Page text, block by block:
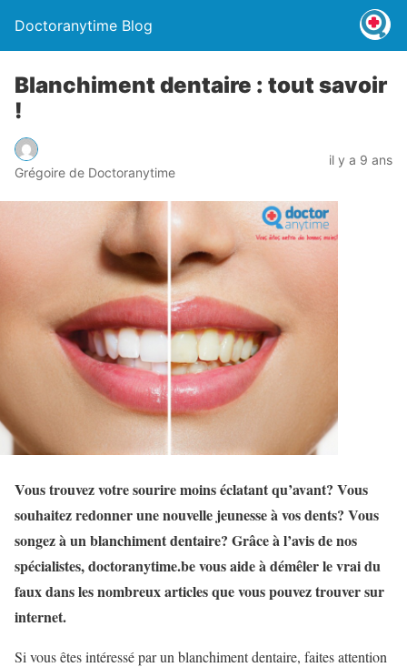
Doctoranytime Blog
Blanchiment dentaire : tout savoir
!
Grégoire de Doctoranytime
il y a 9 ans
Vous trouvez votre sourire moins éclatant qu’avant? Vous
souhaitez redonner une nouvelle jeunesse à vos dents? Vous
songez à un blanchiment dentaire? Grâce à l’avis de nos
spécialistes, doctoranytime.be vous aide à démêler le vrai du
faux dans les nombreux articles que vous pouvez trouver sur
internet.
Si vous êtes intéressé par un blanchiment dentaire, faites attention